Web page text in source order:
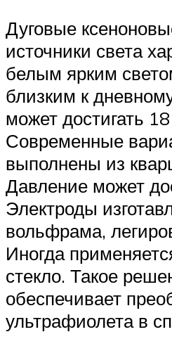
Дуговые
источники света
белым ярким
близким к
может достигать
Современные
выполнены из
Давление может
Электроды
вольфрама,
Иногда
стекло. Такое
обеспечивает
ультрафиолета в